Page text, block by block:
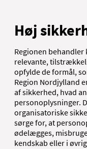
Høj
Regionen
relevante,
opfylde de formål,
Region Nordjylland
af sikkerhed, hvad
personoplysninger.
organisatoriske
sørge for, at
ødelægges,
kendskab eller i